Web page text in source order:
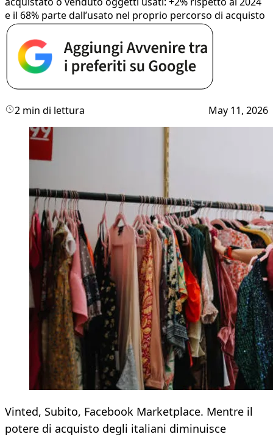
e il 68% parte dall’usato nel proprio percorso di acquisto
2 min di lettura May 11, 2026
Vinted, Subito, Facebook Marketplace. Mentre il
potere di acquisto degli italiani diminuisce